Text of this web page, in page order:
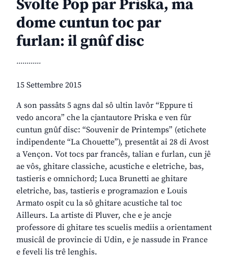
Svolte Pop par Priska, ma
dome cuntun toc par
furlan: il gnûf disc
............
15 Settembre 2015
A son passâts 5 agns dal sô ultin lavôr “Eppure ti
vedo ancora” che la cjantautore Priska e ven fûr
cuntun gnûf disc: “Souvenir de Printemps” (etichete
indipendente “La Chouette”), presentât ai 28 di Avost
a Vençon. Vot tocs par francês, talian e furlan, cun jê
ae vôs, ghitare classiche, acustiche e eletriche, bas,
tastieris e omnichord; Luca Brunetti ae ghitare
eletriche, bas, tastieris e programazion e Louis
Armato ospit cu la sô ghitare acustiche tal toc
Ailleurs. La artiste di Pluver, che e je ancje
professore di ghitare tes scuelis mediis a orientament
musicâl de provincie di Udin, e je nassude in France
e feveli lis trê lenghis.